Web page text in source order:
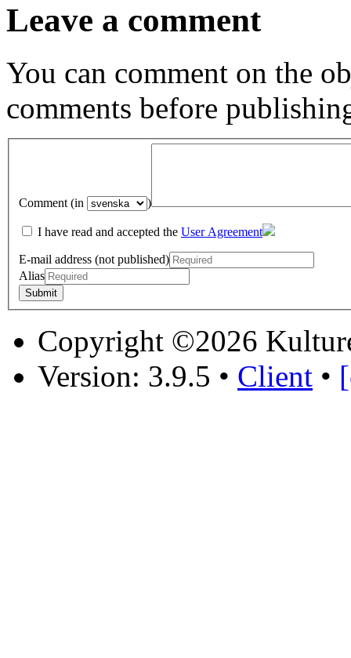
Leave a comment
You can comment on the
comments before
Comment (in )
I have read and accepted the User Agreement
E-mail address (not published)
Alias
Copyright ©2026
Version: 3.9.5 • Client •